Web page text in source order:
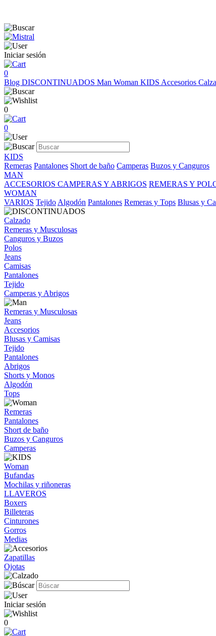
Iniciar sesión
0
Blog DISCONTINUADOS Man Woman KIDS Accesorios
0
0
KIDS
Remeras Pantalones Short de baño Camperas Buzos y Canguros
MAN
ACCESORIOS CAMPERAS Y ABRIGOS REMERAS Y
WOMAN
VARIOS Tejido Algodón Pantalones Remeras y Tops Blusas y
Calzado
Remeras y Musculosas
Canguros y Buzos
Polos
Jeans
Camisas
Pantalones
Tejido
Camperas y Abrigos
Remeras y Musculosas
Jeans
Accesorios
Blusas y Camisas
Tejido
Pantalones
Abrigos
Shorts y Monos
Algodón
Tops
Remeras
Pantalones
Short de baño
Buzos y Canguros
Camperas
Woman
Bufandas
Mochilas y riñoneras
LLAVEROS
Boxers
Billeteras
Cinturones
Gorros
Medias
Zapatillas
Ojotas
Iniciar sesión
0